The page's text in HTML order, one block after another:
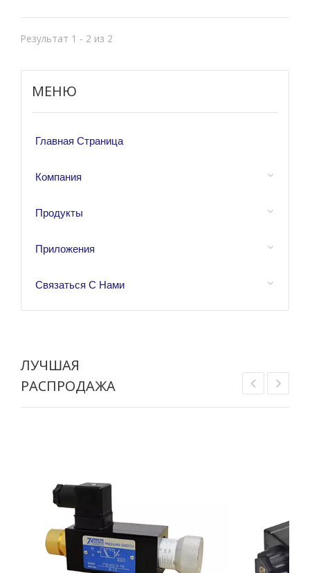
03. Он устанавливается между
коллектором и выполняет
клапана, предотвращающего
Результат 1 - 2 из 2
МЕНЮ
Главная Страница
Компания
Продукты
Приложения
Связаться С Нами
ЛУЧШАЯ
РАСПРОДАЖА